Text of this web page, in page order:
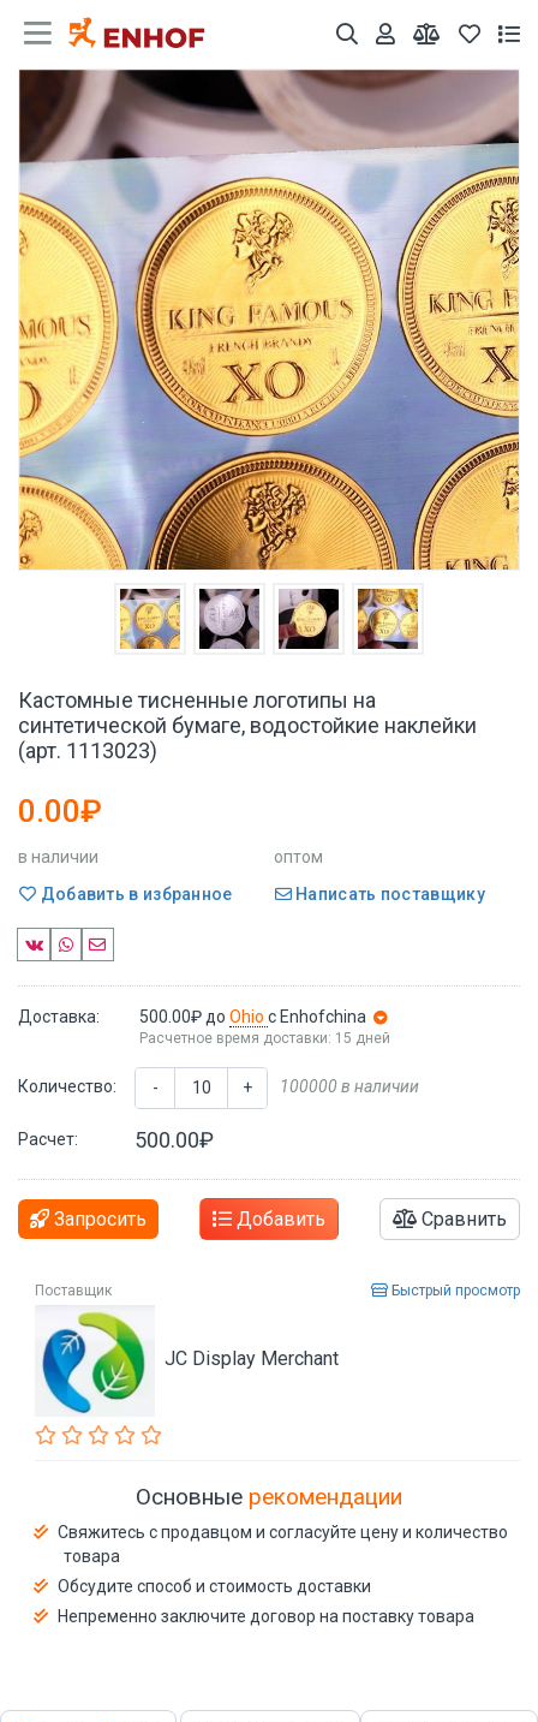
Кастомные тисненные логотипы на
синтетической бумаге, водостойкие наклейки
(арт. 1113023)
0.00₽
в наличии
оптом
Добавить в избранное
Написать поставщику
Доставка: 500.00₽ до Ohio с Enhofchina
Расчетное время доставки: 15 дней
Количество: - + 100000 в наличии
Расчет: 500.00₽
Запросить Добавить Сравнить
Поставщик Быстрый просмотр
JC Display Merchant
Основные рекомендации
Свяжитесь с продавцом и согласуйте цену и количество
товара
Обсудите способ и стоимость доставки
Непременно заключите договор на поставку товара